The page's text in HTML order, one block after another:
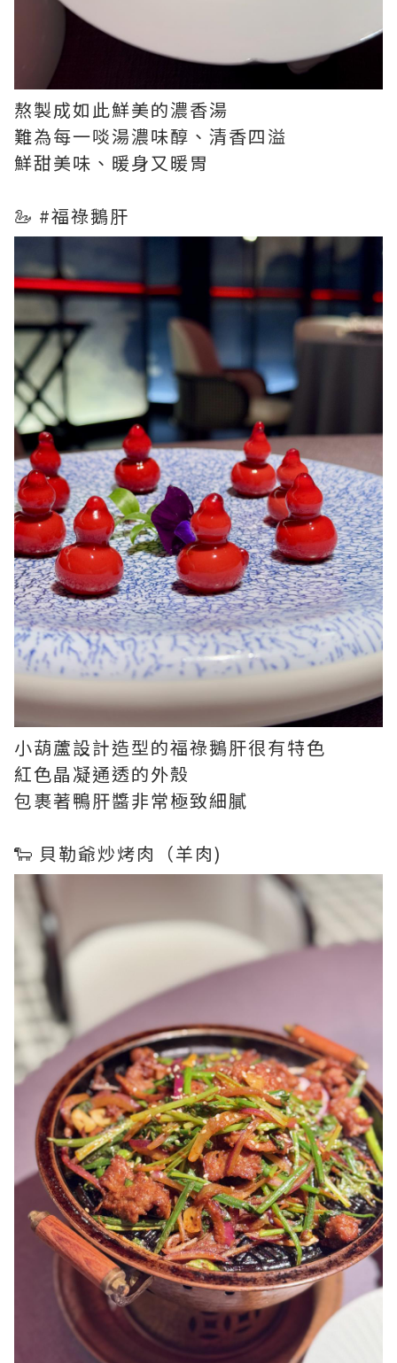
熬製成如此鮮美的濃香湯
難為每一啖湯濃味醇、清香四溢
鮮甜美味、暖身又暖胃
🦢 #福祿鵝肝
小葫蘆設計造型的福祿鵝肝很有特色
紅色晶凝通透的外殼
包裹著鴨肝醬非常極致細膩
🐑 貝勒爺炒烤肉（羊肉)